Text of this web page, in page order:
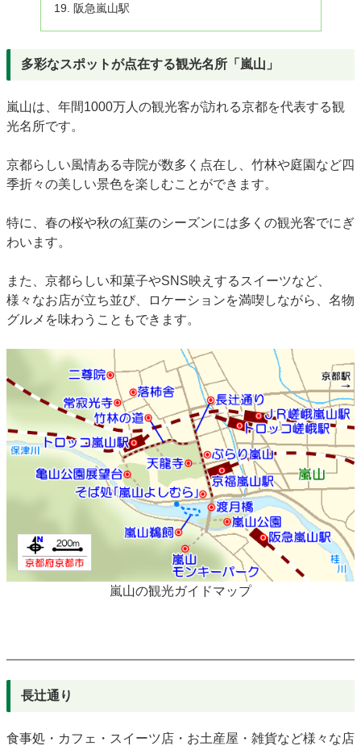
阪急嵐山駅
多彩なスポットが点在する観光名所「嵐山」
嵐山は、年間1000万人の観光客が訪れる京都を代表する観
光名所です。
京都らしい風情ある寺院が数多く点在し、竹林や庭園など四
季折々の美しい景色を楽しむことができます。
特に、春の桜や秋の紅葉のシーズンには多くの観光客でにぎ
わいます。
また、京都らしい和菓子やSNS映えするスイーツなど、
様々なお店が立ち並び、ロケーションを満喫しながら、名物
グルメを味わうこともできます。
嵐山の観光ガイドマップ
長辻通り
食事処・カフェ・スイーツ店・お土産屋・雑貨など様々な店